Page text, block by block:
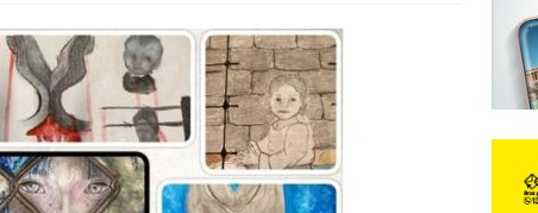
iz sažetka dnevnih događaja za protekli vikend
Vozači satima čekaju, dok se drugi ubacuju sa strane
dominacija na Maratonu lađa: Dvije ekipe zajedno ušle u